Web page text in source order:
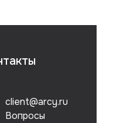
client@arcy.ru
Вопросы